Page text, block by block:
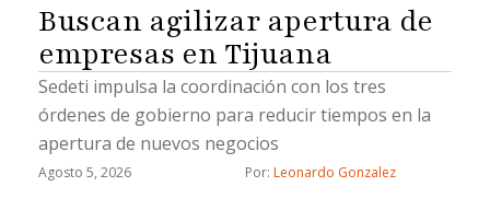
Buscan agilizar apertura de
empresas en Tijuana
Sedeti impulsa la coordinación con los tres
órdenes de gobierno para reducir tiempos en la
apertura de nuevos negocios
Agosto 5, 2026 Por: Leonardo Gonzalez